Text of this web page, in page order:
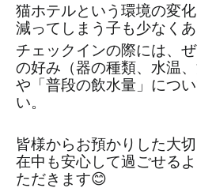
猫ホテルという環境の変
減ってしまう子も少なくあ
チェックインの際には、
の好み（器の種類、水温
や「普段の飲水量」につ
い。
皆様からお預かりした大
在中も安心して過ごせる
ただきます😊